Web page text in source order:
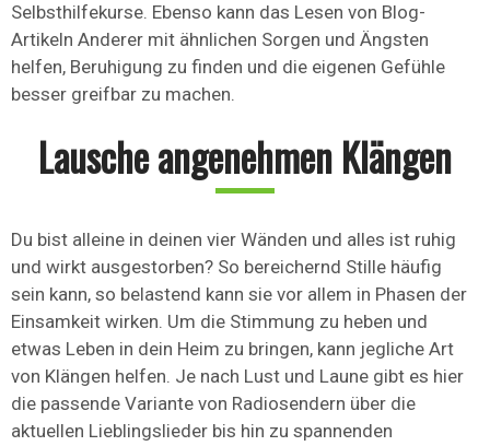
Selbsthilfekurse. Ebenso kann das Lesen von Blog-
Artikeln Anderer mit ähnlichen Sorgen und Ängsten
helfen, Beruhigung zu finden und die eigenen Gefühle
besser greifbar zu machen.
Lausche angenehmen Klängen
Du bist alleine in deinen vier Wänden und alles ist ruhig
und wirkt ausgestorben? So bereichernd Stille häufig
sein kann, so belastend kann sie vor allem in Phasen der
Einsamkeit wirken. Um die Stimmung zu heben und
etwas Leben in dein Heim zu bringen, kann jegliche Art
von Klängen helfen. Je nach Lust und Laune gibt es hier
die passende Variante von Radiosendern über die
aktuellen Lieblingslieder bis hin zu spannenden